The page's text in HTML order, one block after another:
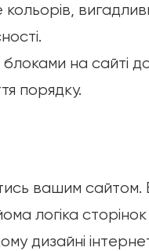
блоками на сайті
порядку.
вашим сайтом.
логіка
дизайні